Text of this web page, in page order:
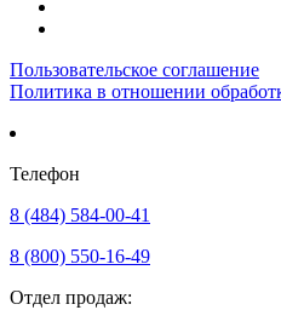
Пользовательское соглашение
Политика в отношении
Телефон
8 (484) 584-00-41
8 (800) 550-16-49
Отдел продаж: